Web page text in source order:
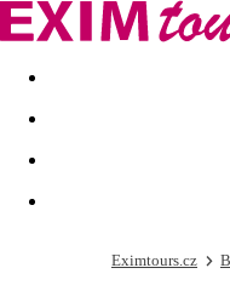
Akční nabídky Last
Eximtours.cz